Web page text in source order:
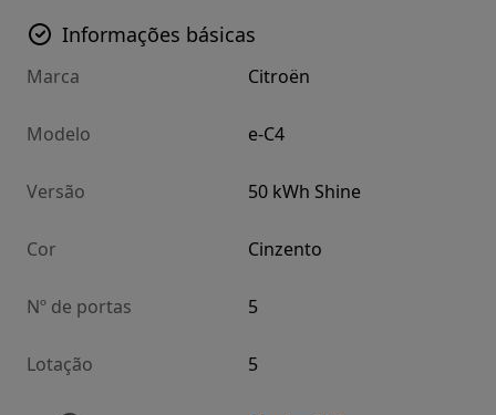
Informações básicas
Marca Citroën
Modelo e-C4
Versão 50 kWh Shine
Cor Cinzento
Nº de portas 5
Lotação 5